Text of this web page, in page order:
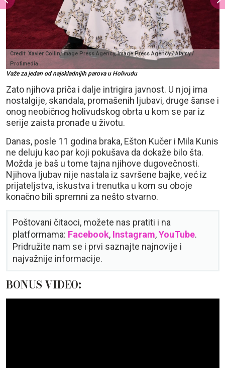
Credit: Xavier Collin/Image Press Agency, Image Press Agency / Alamy /
Profimedia
Važe za jedan od najskladnijih parova u Holivudu
Zato njihova priča i dalje intrigira javnost. U njoj ima
nostalgije, skandala, promašenih ljubavi, druge šanse i
onog neobičnog holivudskog obrta u kom se par iz
serije zaista pronađe u životu.
Danas, posle 11 godina braka, Ešton Kučer i Mila Kunis
ne deluju kao par koji pokušava da dokaže bilo šta.
Možda je baš u tome tajna njihove dugovečnosti.
Njihova ljubav nije nastala iz savršene bajke, već iz
prijateljstva, iskustva i trenutka u kom su oboje
konačno bili spremni za nešto stvarno.
Poštovani čitaoci, možete nas pratiti i na
platformama: Facebook, Instagram,YouTube.
Pridružite nam se i prvi saznajte najnovije i
najvažnije informacije.
BONUS VIDEO: